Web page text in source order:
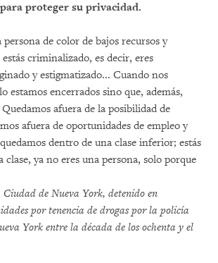
proteger su privacidad.
persona de color de bajos recursos y
criminalizado, es decir, eres
y estigmatizado... Cuando nos
estamos encerrados sino que, además,
afuera de la posibilidad de
afuera de oportunidades de empleo y
dentro de una clase inferior; estás
clase, ya no eres una persona, solo porque
de Nueva York, detenido en
por tenencia de drogas por la policía
York entre la década de los ochenta y el